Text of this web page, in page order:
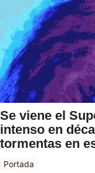
Se viene el
intenso en
tormentas en
Portada